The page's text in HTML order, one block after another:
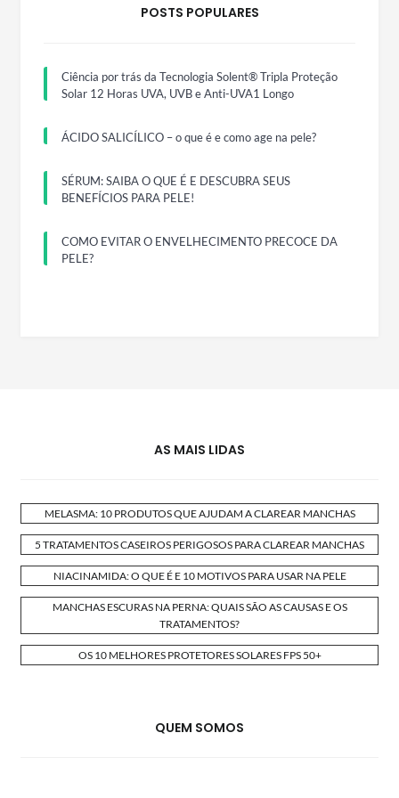
POSTS POPULARES
Ciência por trás da Tecnologia Solent® Tripla Proteção
Solar 12 Horas UVA, UVB e Anti-UVA1 Longo
ÁCIDO SALICÍLICO – o que é e como age na pele?
SÉRUM: SAIBA O QUE É E DESCUBRA SEUS
BENEFÍCIOS PARA PELE!
COMO EVITAR O ENVELHECIMENTO PRECOCE DA
PELE?
AS MAIS LIDAS
MELASMA: 10 PRODUTOS QUE AJUDAM A CLAREAR MANCHAS
5 TRATAMENTOS CASEIROS PERIGOSOS PARA CLAREAR MANCHAS
NIACINAMIDA: O QUE É E 10 MOTIVOS PARA USAR NA PELE
MANCHAS ESCURAS NA PERNA: QUAIS SÃO AS CAUSAS E OS
TRATAMENTOS?
OS 10 MELHORES PROTETORES SOLARES FPS 50+
QUEM SOMOS